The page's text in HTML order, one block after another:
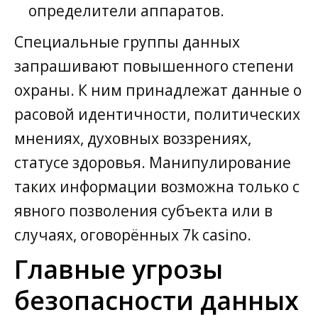
определители аппаратов.
Специальные группы данных
запрашивают повышенного степени
охраны. К ним принадлежат данные о
расовой идентичности, политических
мнениях, духовных воззрениях,
статусе здоровья. Манипулирование
таких информации возможна только с
явного позволения субъекта или в
случаях, оговорённых 7k casino.
Главные угрозы
безопасности данных